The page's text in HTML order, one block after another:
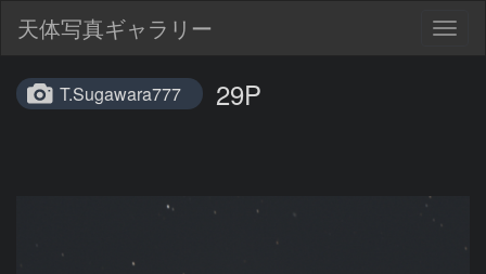
天体写真ギャラリー
T.Sugawara777 29P